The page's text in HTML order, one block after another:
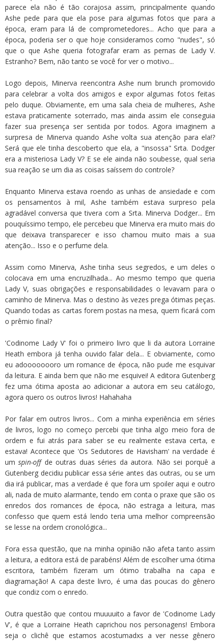
parece ela não é tão corajosa assim, principalmente quando
Ashe pede para que ela pose para algumas fotos que para a
época, eram para lá de comprometedores... Acho que para a
época, poderia ser o que hoje consideramos como "nudes", só
que o que Ashe queria fotografar eram as pernas de Lady V.
Estranho? Bem, não tanto se você for ver o motivo...
Logo depois, Minerva reencontra Ashe num brunch promovido
para celebrar a volta dos amigos e expor algumas fotos feitas
pelo duque. Obviamente, em uma sala cheia de mulheres, Ashe
estava praticamente soterrado, mas ainda assim ele conseguia
fazer sua presença ser sentida por todos. Agora imaginem a
surpresa de Minerva quando Ashe volta sua atenção para ela!?
Será que ele tinha descoberto que ela, a "insossa" Srta. Dodger
era a misteriosa Lady V? E se ele ainda não soubesse, qual seria
sua reação se um dia as coisas saíssem do controle?
Enquanto Minerva estava roendo as unhas de ansiedade e com
os pensamentos à mil, Ashe também estava surpreso pela
agradável conversa que tivera com a Srta. Minerva Dodger... Em
pouquíssimo tempo, ele percebeu que Minerva era muito mais do
que deixava transparecer e isso chamou muito mais a sua
atenção... Isso e o perfume dela.
Assim como Minerva, Ashe tinha seus segredos, e um deles o
colocava em uma encruzilhada... Ao mesmo tempo que queria
Lady V, suas obrigações e responsabilidades o levavam para o
caminho de Minerva. Mas o destino às vezes prega ótimas peças.
Quando todas as cartas forem postas na mesa, quem ficará com
o prêmio final?
'Codinome Lady V' foi o primeiro livro que li da autora Lorraine
Heath embora já tenha ouvido falar dela... E obviamente, como
eu adoooooooro um romance de época, não pude me esquivar
da leitura. E ainda bem que não me esquivei! A editora Gutenberg
fez uma ótima aposta ao adicionar a autora em seu catálogo,
agora quero os outros livros! Hahahaha
Por falar em outros livros... Com a minha experiência em séries
de livros, logo no começo percebi que tinha algo meio fora de
ordem e fui atrás para saber se eu realmente estava certa, e
estava! Acontece que 'Os Sedutores de Havisham' na verdade é
umspin-offde outras duas séries da autora. Não sei porquê a
Gutenberg decidiu publicar essa série antes das outras, ou se um
dia irá publicar, mas a verdade é que fora um spoiler aqui e outro
ali, nada de muito alarmante, tendo em conta o praxe que são os
enredos dos romances de época, não estraga a leitura, mas
confesso que quem está lendo teria uma melhor compreensão
se lesse na ordem cronológica...
Fora essa questão, que na minha opinião não afeta tanto assim
a leitura, a editora está de parabéns! Além de escolher uma ótima
escritora, também fizeram um ótimo trabalha na capa e
diagramação! A capa deste livro, é uma das poucas do gênero
que condiz com o enredo.
Outra questão que contou muuuuito a favor de 'Codinome Lady
V', é que a Lorraine Heath caprichou nos personagens! Embora
seja o clichê que estamos acostumadxs a ver nesse gênero